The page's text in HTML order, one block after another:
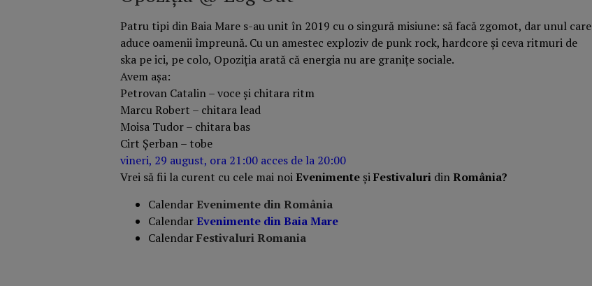
Patru tipi din Baia Mare s-au unit în 2019 cu o singură misiune: să facă zgomot, dar unul care
aduce oamenii împreună. Cu un amestec exploziv de punk rock, hardcore și ceva ritmuri de
ska pe ici, pe colo, Opoziția arată că energia nu are granițe sociale.
Avem așa:
Petrovan Catalin – voce și chitara ritm
Marcu Robert – chitara lead
Moisa Tudor – chitara bas
Cirt Șerban – tobe
vineri, 29 august, ora 21:00 acces de la 20:00
Vrei să fii la curent cu cele mai noiEvenimente șiFestivaluri dinRomânia?
Calendar Evenimente din România
CalendarEvenimente din Baia Mare
CalendarFestivaluri Romania